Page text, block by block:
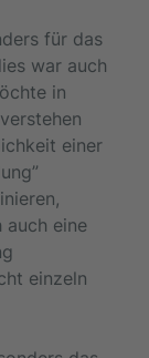
für das
war auch
in
einer
eine
einzeln